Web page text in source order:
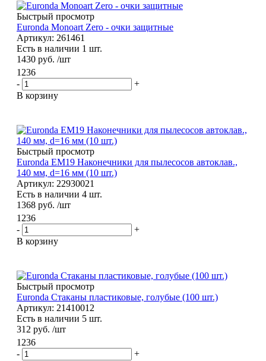
Быстрый просмотр
Euronda Monoart Zero - очки защитные
Артикул: 261461
Есть в наличии 1 шт.
1430 руб. /шт
1236
-
+
В корзину
Быстрый просмотр
Euronda EM19 Наконечники для пылесосов автоклав.,
140 мм, d=16 мм (10 шт.)
Артикул: 22930021
Есть в наличии 4 шт.
1368 руб. /шт
1236
-
+
В корзину
Быстрый просмотр
Euronda Стаканы пластиковые, голубые (100 шт.)
Артикул: 21410012
Есть в наличии 5 шт.
312 руб. /шт
1236
-
+